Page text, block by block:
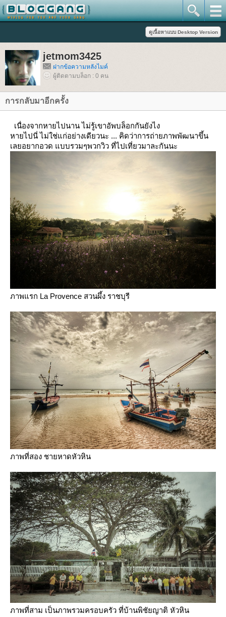
jetmom3425
ฝากข้อความหลังไมค์
ผู้ติดตามบล็อก : 0 คน
การกลับมาอีกครั้ง
เนื่องจากหายไปนาน ไม่รู้เขาอัพบล็อกกันยังไง
หายไปนี่ ไม่ใช่แก่อย่างเดียวนะ ... คิดว่าการถ่ายภาพพัฒนาขึ้น
เลยอยากอวด แบบรวมๆพวกวิว ที่ไปเที่ยวมาละกันนะ
ภาพแรก La Provence สวนผึ้ง ราชบุรี
ภาพที่สอง ชายหาดหัวหิน
ภาพที่สาม เป็นภาพรวมครอบครัว ที่บ้านพิชัยญาติ หัวหิน